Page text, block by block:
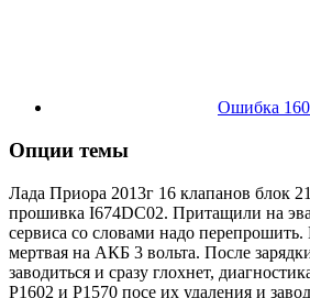
Ошибка
Опции темы
Лада Приора 2013г 16 клапанов блок
прошивка I674DC02. Притащили на
сервиса со словами надо
мертвая на АКБ 3 вольта. После
заводиться и сразу глохнет,
Р1602 и Р1570 посе их удаления и